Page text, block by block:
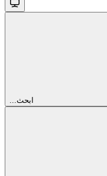
...ابحث